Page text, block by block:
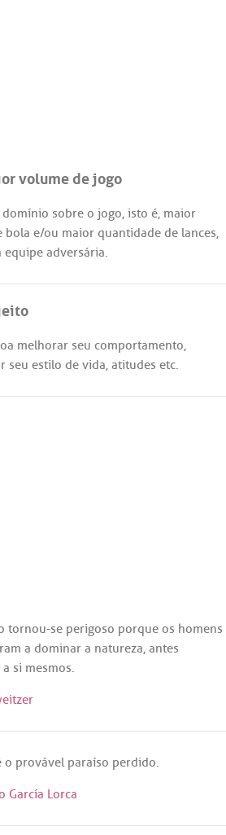
volume de jogo
domínio sobre o jogo, isto é, maior
bola e/ou maior quantidade de lances,
equipe adversária.
melhorar seu comportamento,
seu estilo de vida, atitudes etc.
tornou-se perigoso porque os homens
a dominar a natureza, antes
a si mesmos.
o provável paraíso perdido.
García Lorca